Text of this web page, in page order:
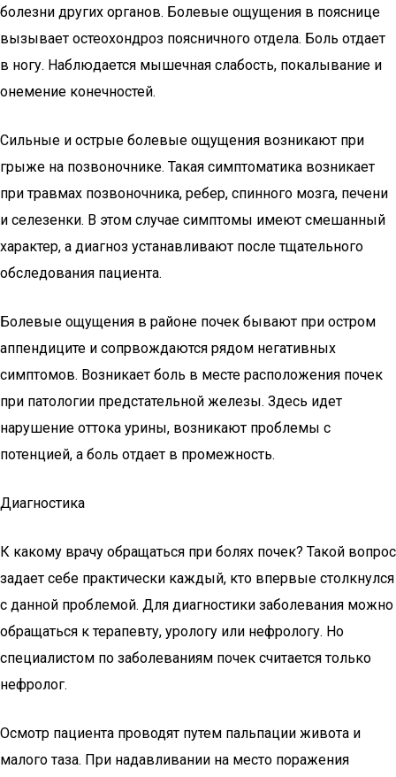
болезни других органов. Болевые ощущения в пояснице
вызывает остеохондроз поясничного отдела. Боль отдает
в ногу. Наблюдается мышечная слабость, покалывание и
онемение конечностей.
Сильные и острые болевые ощущения возникают при
грыже на позвоночнике. Такая симптоматика возникает
при травмах позвоночника, ребер, спинного мозга, печени
и селезенки. В этом случае симптомы имеют смешанный
характер, а диагноз устанавливают после тщательного
обследования пациента.
Болевые ощущения в районе почек бывают при остром
аппендиците и сопрвождаются рядом негативных
симптомов. Возникает боль в месте расположения почек
при патологии предстательной железы. Здесь идет
нарушение оттока урины, возникают проблемы с
потенцией, а боль отдает в промежность.
Диагностика
К какому врачу обращаться при болях почек? Такой вопрос
задает себе практически каждый, кто впервые столкнулся
с данной проблемой. Для диагностики заболевания можно
обращаться к терапевту, урологу или нефрологу. Но
специалистом по заболеваниям почек считается только
нефролог.
Осмотр пациента проводят путем пальпации живота и
малого таза. При надавливании на место поражения